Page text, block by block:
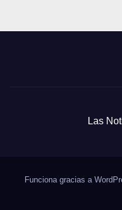
Las
Funciona gracias a